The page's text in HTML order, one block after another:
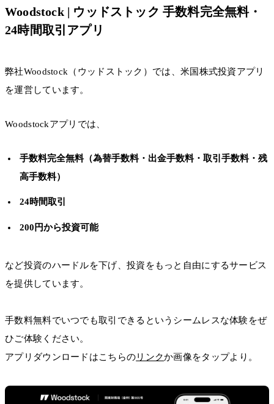
Woodstock | ウッドストック 手数料完全無料・
24時間取引アプリ
弊社Woodstock（ウッドストック）では、米国株式投資アプリ
を運営しています。
Woodstockアプリでは、
手数料完全無料（為替手数料・出金手数料・取引手数料・残
高手数料）
24時間取引
200円から投資可能
など投資のハードルを下げ、投資をもっと自由にするサービス
を提供しています。
手数料無料でいつでも取引できるというシームレスな体験をぜ
ひご体験ください。
アプリダウンロードはこちらのリンクか画像をタップより。